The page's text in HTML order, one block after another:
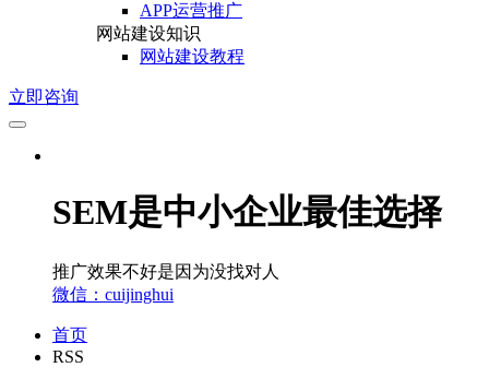
APP运营推广
网站建设知识
网站建设教程
立即咨询
SEM是中小企业最佳选择
推广效果不好是因为没找对人
微信：cuijinghui
首页
RSS